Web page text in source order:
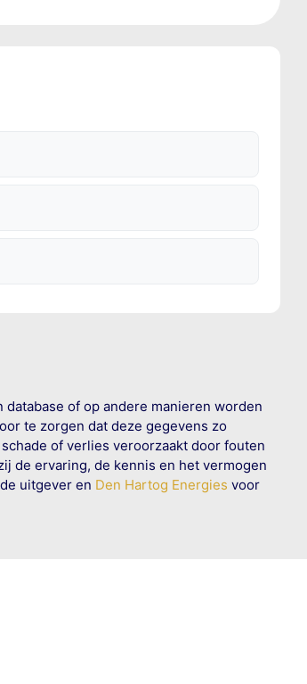
of op andere manieren worden
te zorgen dat deze gegevens zo
of verlies veroorzaakt door fouten
de ervaring, de kennis en het vermogen
uitgever en Den Hartog Energies voor